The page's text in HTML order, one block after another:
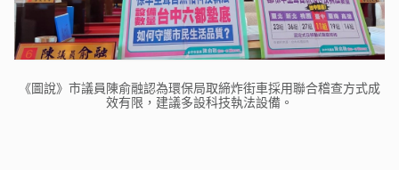
《圖說》市議員陳俞融認為環保局取締炸街車採用聯合稽查方式成
效有限，建議多設科技執法設備。